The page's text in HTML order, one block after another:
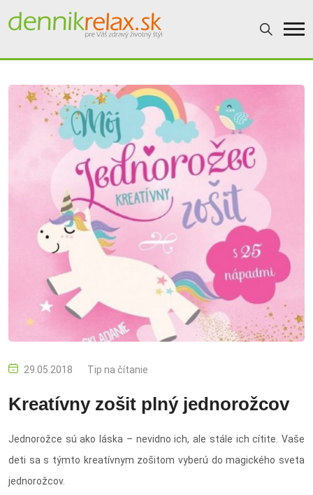
29.05.2018 Tip na čítanie
Kreatívny zošit plný jednorožcov
Jednorožce sú ako láska – nevidno ich, ale stále ich cítite. Vaše
deti sa s týmto kreatívnym zošitom vyberú do magického sveta
jednorožcov.